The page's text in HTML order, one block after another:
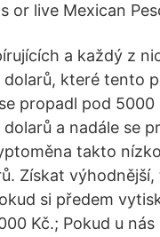
or live Mexican
a každý z
které tento
propadl pod
a nadále se
takto
Získat výhodnější,
si předem
Kč.; Pokud u